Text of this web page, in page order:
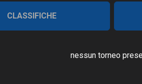
CLASSIFICHE
nessun torneo